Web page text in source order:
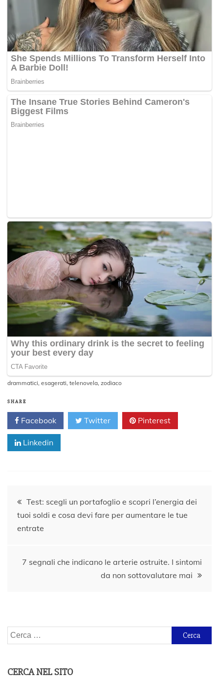
drammatici, esagerati, telenovela, zodiaco
SHARE
Facebook Twitter Pinterest
Linkedin
Navigazione
articoli
Test: scegli un portafoglio e scopri l’energia dei
tuoi soldi e cosa devi fare per aumentare le tue
entrate
7 segnali che indicano le arterie ostruite. I sintomi
da non sottovalutare mai
Ricerca
per:
CERCA NEL SITO